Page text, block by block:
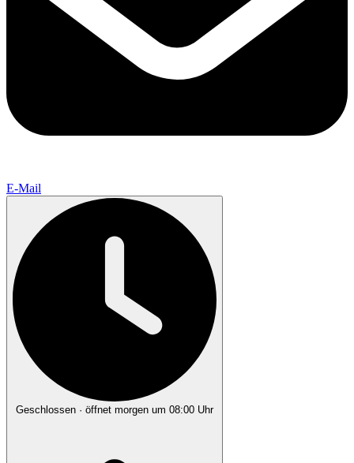
E-Mail
Geschlossen · öffnet morgen um 08:00 Uhr